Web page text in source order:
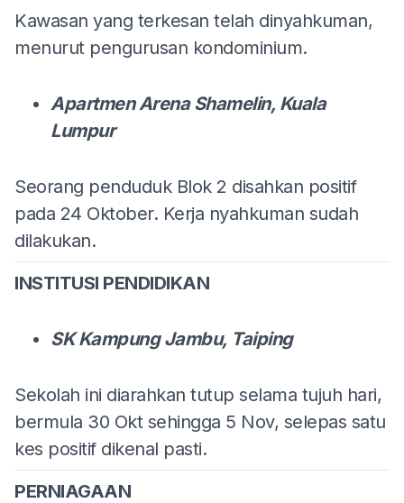
Kawasan yang terkesan telah dinyahkuman,
menurut pengurusan kondominium.
Apartmen Arena Shamelin, Kuala
Lumpur
Seorang penduduk Blok 2 disahkan positif
pada 24 Oktober. Kerja nyahkuman sudah
dilakukan.
INSTITUSI PENDIDIKAN
SK Kampung Jambu, Taiping
Sekolah ini diarahkan tutup selama tujuh hari,
bermula 30 Okt sehingga 5 Nov, selepas satu
kes positif dikenal pasti.
PERNIAGAAN